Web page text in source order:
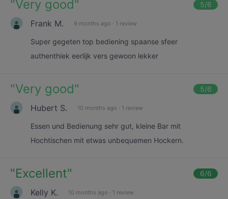
"Very good" 5/6
Frank M. 9 months ago · 1 review
Super gegeten top bediening spaanse sfeer
authenthiek eerlijk vers gewoon lekker
"Very good" 5/6
Hubert S. 10 months ago · 1 review
Essen und Bedienung sehr gut, kleine Bar mit
Hochtischen mit etwas unbequemen Hockern.
"Excellent" 6/6
Kelly K. 10 months ago · 1 review